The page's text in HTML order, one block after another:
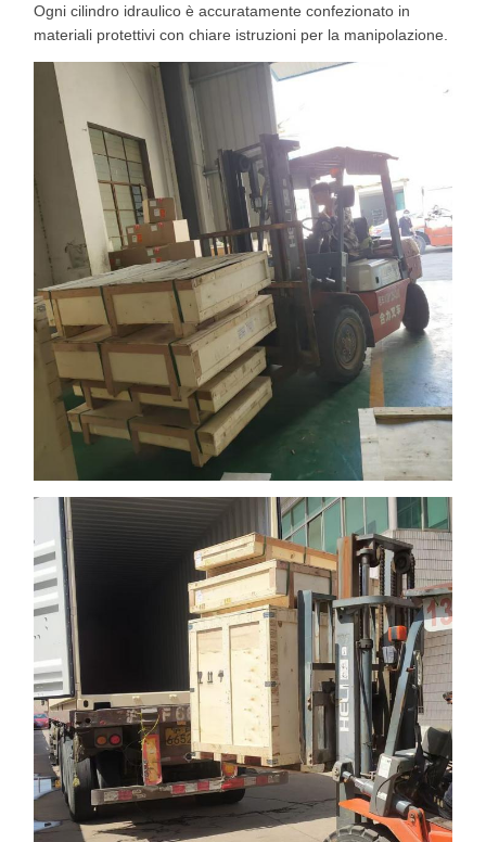
Ogni cilindro idraulico è accuratamente confezionato in
materiali protettivi con chiare istruzioni per la manipolazione.